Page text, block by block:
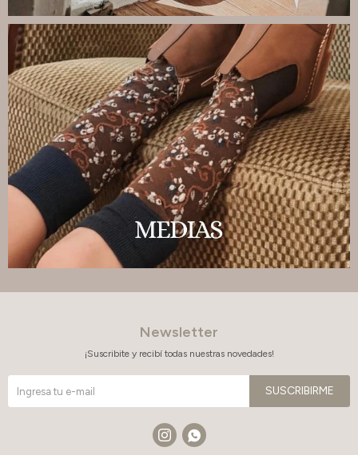
Newsletter
¡Suscribite y recibí todas nuestras novedades!
SUSCRIBIRME
 